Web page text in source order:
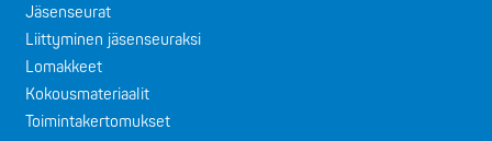
Jäsenseurat
Liittyminen jäsenseuraksi
Lomakkeet
Kokousmateriaalit
Toimintakertomukset